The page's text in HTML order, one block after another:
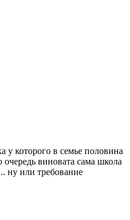
у которого в семье половина
виновата сама школа
ну или требование